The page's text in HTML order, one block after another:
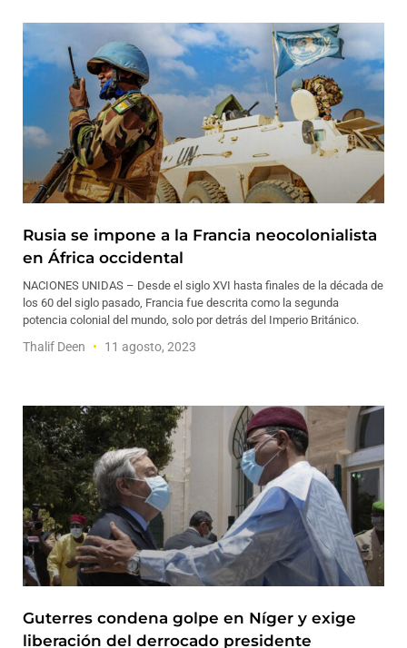
Rusia se impone a la Francia neocolonialista
en África occidental
NACIONES UNIDAS – Desde el siglo XVI hasta finales de la década de
los 60 del siglo pasado, Francia fue descrita como la segunda
potencia colonial del mundo, solo por detrás del Imperio Británico.
Thalif Deen 11 agosto, 2023
Guterres condena golpe en Níger y exige
liberación del derrocado presidente